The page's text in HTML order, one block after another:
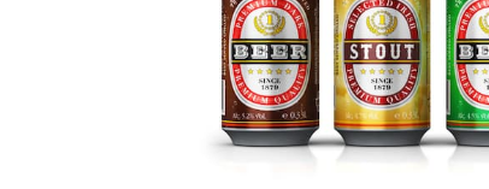
Amazonで見る
青島(Tsingtao
Beer) 青島ビー
ル 缶 330ml
Amazonで見る
Kostritzer